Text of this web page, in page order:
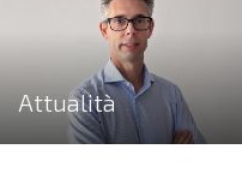
Attualità